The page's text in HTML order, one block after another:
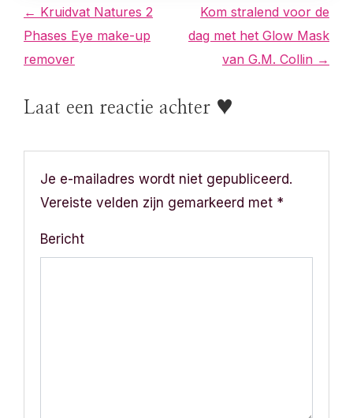
B
e
i
c
← Kruidvat Natures 2
Phases Eye make-up
remover
Kom stralend voor de
dag met het Glow Mask
van G.M. Collin →
Laat een reactie achter ♥
Je e-mailadres wordt niet gepubliceerd.
Vereiste velden zijn gemarkeerd met *
Bericht